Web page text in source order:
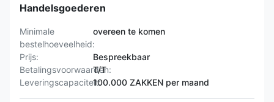
Handelsgoederen
Minimale
bestelhoeveelheid:
overeen te komen
Prijs:
Bespreekbaar
Betalingsvoorwaarden:
T/T
Leveringscapaciteit:100.000 ZAKKEN per maand